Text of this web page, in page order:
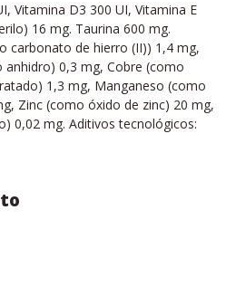
Vitamina D3 300 UI, Vitamina E
16 mg. Taurina 600 mg.
carbonato de hierro (II)) 1,4 mg,
0,3 mg, Cobre (como
1,3 mg, Manganeso (como
Zinc (como óxido de zinc) 20 mg,
0,02 mg. Aditivos tecnológicos: